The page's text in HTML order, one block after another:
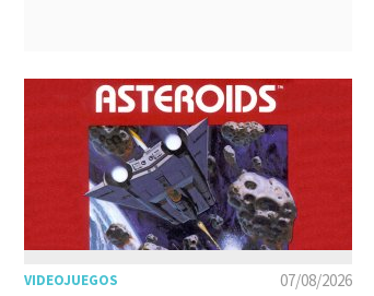
07/08/2026
VIDEOJUEGOS